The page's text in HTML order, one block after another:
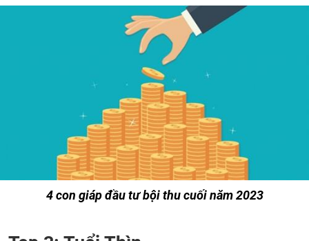
4 con giáp đầu tư bội thu cuối năm 2023